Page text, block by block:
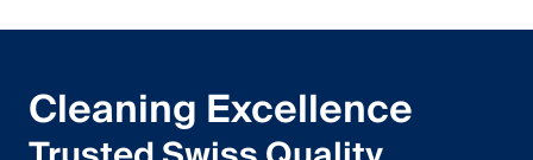
Cleaning Excellence